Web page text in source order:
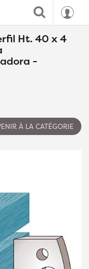
Ht. 40 x 4
-
À LA CATÉGORIE